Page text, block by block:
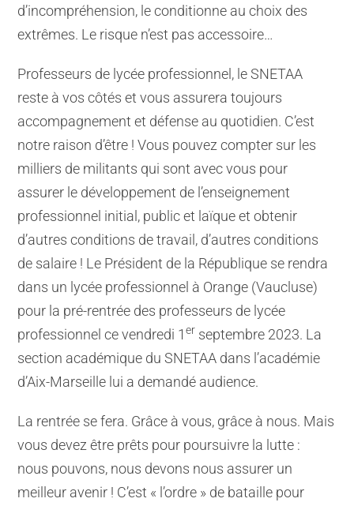
d’incompréhension, le conditionne au choix des
extrêmes. Le risque n’est pas accessoire…
Professeurs de lycée professionnel, le SNETAA
reste à vos côtés et vous assurera toujours
accompagnement et défense au quotidien. C’est
notre raison d’être ! Vous pouvez compter sur les
milliers de militants qui sont avec vous pour
assurer le développement de l’enseignement
professionnel initial, public et laïque et obtenir
d’autres conditions de travail, d’autres conditions
de salaire ! Le Président de la République se rendra
dans un lycée professionnel à Orange (Vaucluse)
pour la pré-rentrée des professeurs de lycée
professionnel ce vendredi 1er septembre 2023. La
section académique du SNETAA dans l’académie
d’Aix-Marseille lui a demandé audience.
La rentrée se fera. Grâce à vous, grâce à nous. Mais
vous devez être prêts pour poursuivre la lutte :
nous pouvons, nous devons nous assurer un
meilleur avenir ! C’est « l’ordre » de bataille pour